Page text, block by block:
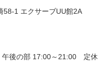
58-1 エクサーブUU館2A
午後の部 17:00～21:00 定休